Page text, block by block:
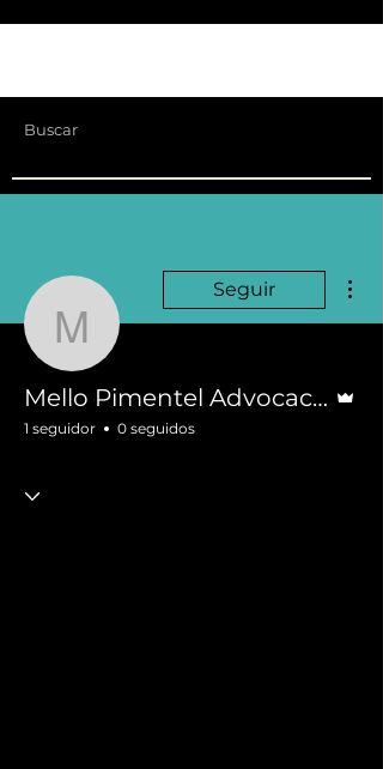
Mello Pimentel
Seguir
Mello Pimentel Advocacia
1 seguidor 0 seguidos